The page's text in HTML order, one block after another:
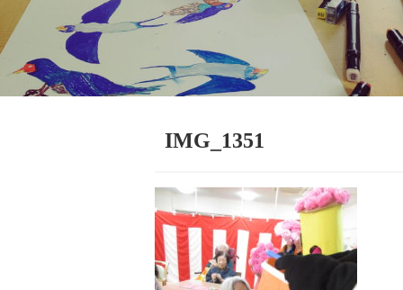
IMG_1351